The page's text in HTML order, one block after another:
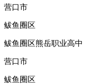
营口市
鲅鱼圈区
鲅鱼圈区熊岳职业高中
营口市
鲅鱼圈区